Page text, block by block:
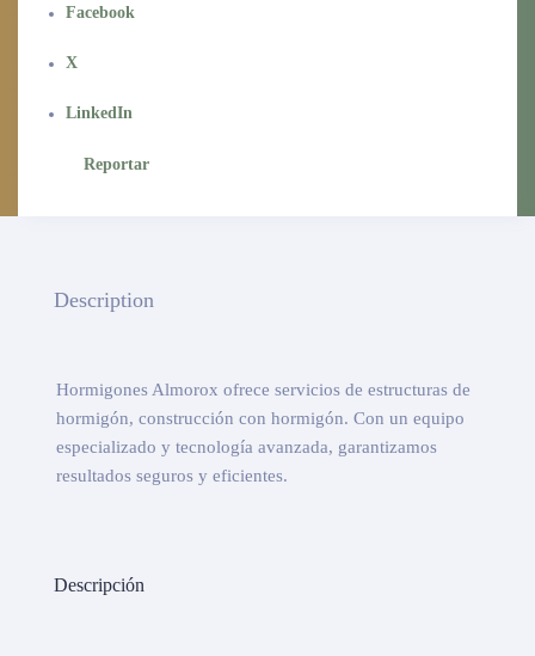
Facebook
X
LinkedIn
Reportar
Description
Hormigones Almorox ofrece servicios de estructuras de
hormigón, construcción con hormigón. Con un equipo
especializado y tecnología avanzada, garantizamos
resultados seguros y eficientes.
Descripción